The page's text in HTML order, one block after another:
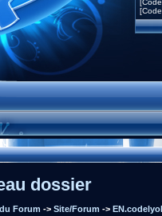
dossier
Forum -> Site/Forum ->